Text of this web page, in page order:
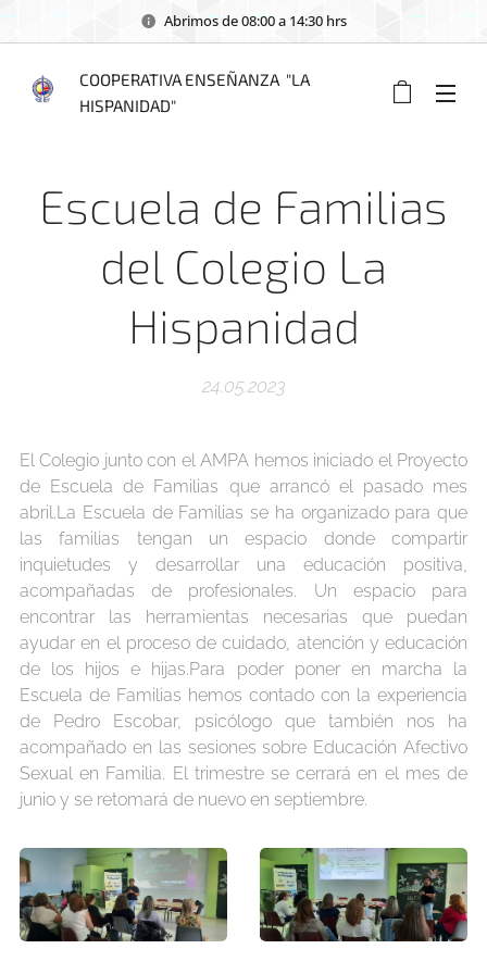
Abrimos de 08:00 a 14:30 hrs
COOPERATIVA ENSEÑANZA "LA
HISPANIDAD"
Escuela de Familias
del Colegio La
Hispanidad
24.05.2023
El Colegio junto con el AMPA hemos iniciado el Proyecto
de Escuela de Familias que arrancó el pasado mes
abril.La Escuela de Familias se ha organizado para que
las familias tengan un espacio donde compartir
inquietudes y desarrollar una educación positiva,
acompañadas de profesionales. Un espacio para
encontrar las herramientas necesarias que puedan
ayudar en el proceso de cuidado, atención y educación
de los hijos e hijas.Para poder poner en marcha la
Escuela de Familias hemos contado con la experiencia
de Pedro Escobar, psicólogo que también nos ha
acompañado en las sesiones sobre Educación Afectivo
Sexual en Familia. El trimestre se cerrará en el mes de
junio y se retomará de nuevo en septiembre.